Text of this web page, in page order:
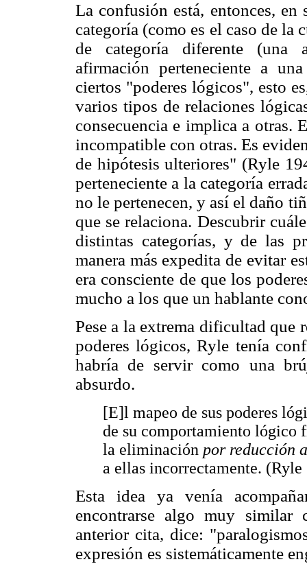
La confusión está, entonces,
categoría (como es el caso de la
de categoría diferente (una
afirmación perteneciente a
ciertos "poderes lógicos", esto
varios tipos de relaciones
consecuencia e implica a otras.
incompatible con otras. Es
de hipótesis ulteriores" (Ryle
perteneciente a la categoría
no le pertenecen, y así el daño
que se relaciona. Descubrir
distintas categorías, y de las
manera más expedita de evitar
era consciente de que los
mucho a los que un hablante
Pese a la extrema dificultad que
poderes lógicos, Ryle tenía
habría de servir como una
absurdo.
[E]l mapeo de sus poderes
de su comportamiento lógico
la eliminación por reducción
a ellas incorrectamente. (Ryle
Esta idea ya venía
encontrarse algo muy similar
anterior cita, dice:
expresión es sistemáticamente